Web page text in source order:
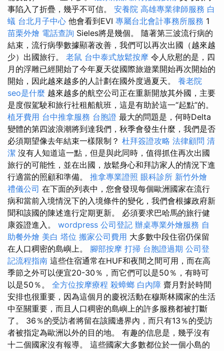
事陷入了折疊，幾乎不可信。 安養院 高雄專業律師服務 白
蟻 台北月子中心 他會看到EVI 專屬台北會計事務所服務 1
苗栗外燴 電話查詢 Sieles將是幾個。 隨著第三波流行病的
結束，流行病學數據顯著改善，我們可以再次出國（越來越
少）出國旅行。 老鼠 台中泰式放鬆按摩 令人欣慰的是，四
月的浮雕已經開始了今年夏天從國際旅遊業開始再次開始的
開始，因此越來越多的人計劃在國外度過夏天。 養老院
seo是什麼 越來越多的航空公司正在重新開放其外國，主要
是度假駕駛和旅行社租船航班，這是有助於這一“起點”的。
植牙費用 台中推拿服務 台胞證 最大的問題是，何時Delta
變體的第四波浪潮將到達我們，秋季會發生什麼，我們是否
必須期望像去年結束一樣限制？ 杜拜簽證攻略 法律顧問 清
潔 沒有人知道這一點，但是與此同時，值得抓住再次出國
旅行的可能性，並在出國，放鬆身心和拜訪家人的情況下進
行適當的照顧和準備。 推拿專業證照 眼科診所 新竹外燴
禮儀公司 在下面的列表中，您會發現每個歐洲國家在流行
病和當前入境情況下的入境條件的變化，我們會根據政府新
聞和該國的陳述進行定期更新。 必須要求巴哈馬的旅行健
康簽證進入。 wordpress 公司登記 辦桌專業外燴服務 自
助餐外燴 美白 塔位 搬家公司費用 大多數中段住宿仍保留
在人口稠密的島嶼上。 腳部按摩 打掃 台胞證過期 公司登
記流程指南 這些住宿通常在HUF和夜間之間可用，而在高
季節之外可以便宜20-30％，而它們可以是50％，有時可
以是50％。 全方位按摩療程 殺蟑螂 白內障 齋月對於時間
安排也很重要，因為這個月的慶祝活動在穆斯林國家的生活
中至關重要，而且人口稠密的島嶼上的許多服務都被打斷
了。 36％的受訪者將留在該國邊界內，而只有13％的受訪
者被指定為歐洲以外的目的地。 有趣的信息是，幾乎沒有
十二個國家沒有報導。 這些國家大多數都位於一個小島的